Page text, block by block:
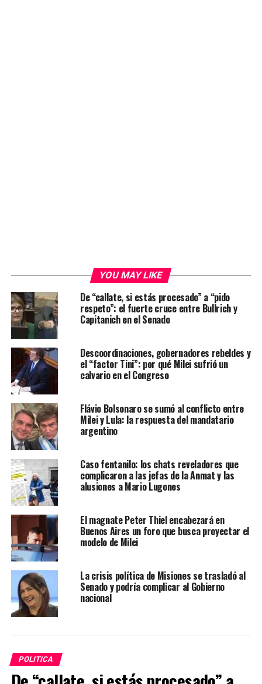
YOU MAY LIKE
De “callate, si estás procesado” a “pido
respeto”: el fuerte cruce entre Bullrich y
Capitanich en el Senado
Descoordinaciones, gobernadores rebeldes y
el “factor Tini”: por qué Milei sufrió un
calvario en el Congreso
Flávio Bolsonaro se sumó al conflicto entre
Milei y Lula: la respuesta del mandatario
argentino
Caso fentanilo: los chats reveladores que
complicaron a las jefas de la Anmat y las
alusiones a Mario Lugones
El magnate Peter Thiel encabezará en
Buenos Aires un foro que busca proyectar el
modelo de Milei
La crisis política de Misiones se trasladó al
Senado y podría complicar al Gobierno
nacional
POLITICA